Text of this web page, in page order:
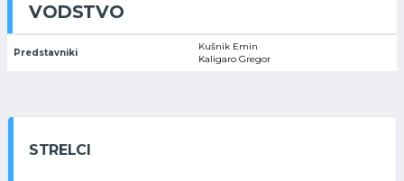
VODSTVO
Predstavniki
Kušnik Emin
Kaligaro Gregor
STRELCI